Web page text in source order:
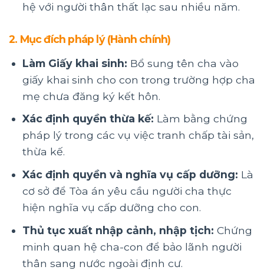
hệ với người thân thất lạc sau nhiều năm.
2. Mục đích pháp lý (Hành chính)
Làm Giấy khai sinh: Bổ sung tên cha vào
giấy khai sinh cho con trong trường hợp cha
mẹ chưa đăng ký kết hôn.
Xác định quyền thừa kế: Làm bằng chứng
pháp lý trong các vụ việc tranh chấp tài sản,
thừa kế.
Xác định quyền và nghĩa vụ cấp dưỡng: Là
cơ sở để Tòa án yêu cầu người cha thực
hiện nghĩa vụ cấp dưỡng cho con.
Thủ tục xuất nhập cảnh, nhập tịch: Chứng
minh quan hệ cha-con để bảo lãnh người
thân sang nước ngoài định cư.